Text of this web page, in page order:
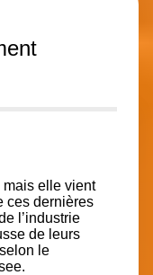
mais elle vient
ces dernières
l’industrie
de leurs
le